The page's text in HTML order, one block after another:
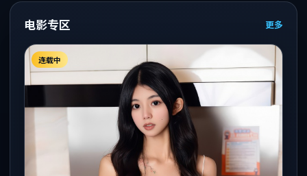
电影专区 更多
连载中